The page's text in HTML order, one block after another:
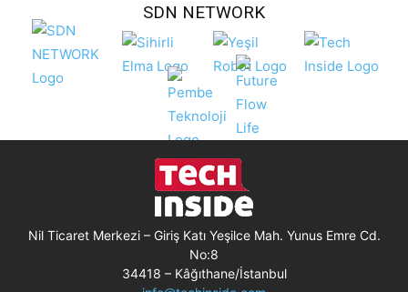
SDN NETWORK
Nil Ticaret Merkezi – Giriş Katı Yeşilce Mah. Yunus Emre Cd.
No:8
34418 – Kâğıthane/İstanbul